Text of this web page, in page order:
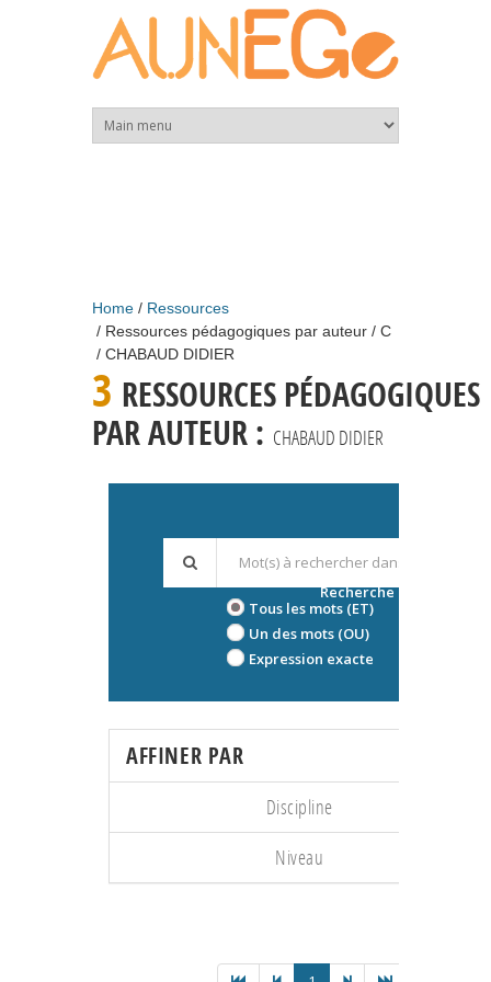
Home
Ressources
Ressources pédagogiques par auteur
C
CHABAUD DIDIER
3 RESSOURCES PÉDAGOGIQUES
PAR AUTEUR : CHABAUD DIDIER
Tous les mots (ET)
Un des mots (OU)
Expression exacte
Recherche avancée
AFFINER PAR
Discipline
Niveau